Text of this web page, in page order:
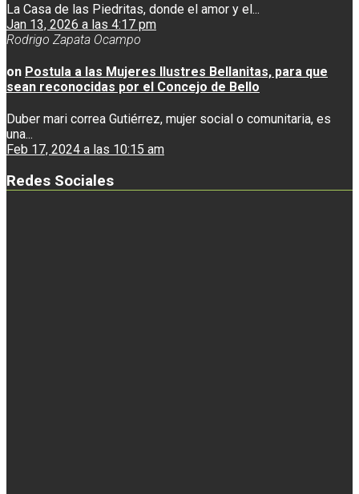
La Casa de las Piedritas, donde el amor y el...
Jan 13, 2026 a las 4:17 pm
Rodrigo Zapata Ocampo
on Postula a las Mujeres Ilustres Bellanitas, para que
sean reconocidas por el Concejo de Bello
Duber mari correa Gutiérrez, mujer social o comunitaria, es
una...
Feb 17, 2024 a las 10:15 am
Redes Sociales